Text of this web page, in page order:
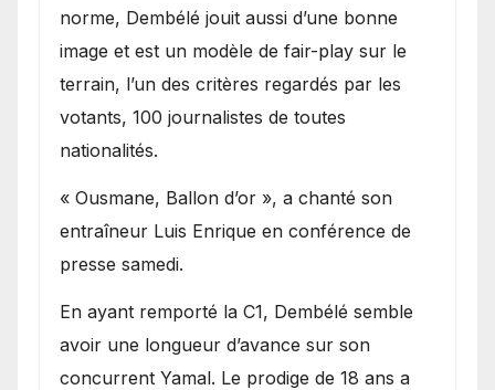
norme, Dembélé jouit aussi d’une bonne
image et est un modèle de fair-play sur le
terrain, l’un des critères regardés par les
votants, 100 journalistes de toutes
nationalités.
« Ousmane, Ballon d’or », a chanté son
entraîneur Luis Enrique en conférence de
presse samedi.
En ayant remporté la C1, Dembélé semble
avoir une longueur d’avance sur son
concurrent Yamal. Le prodige de 18 ans a